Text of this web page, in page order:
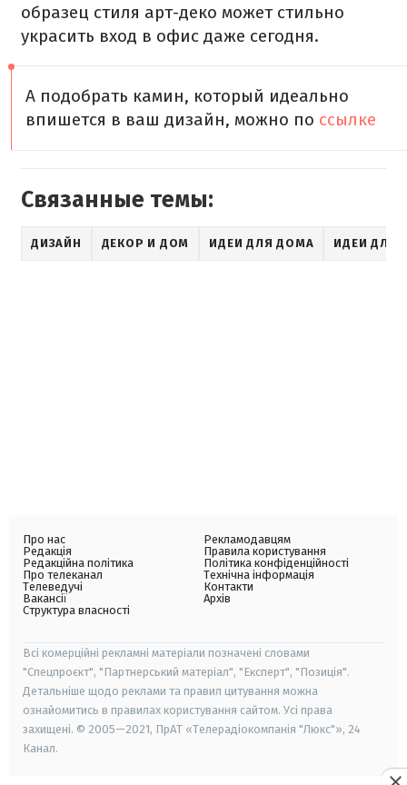
образец стиля арт-деко может стильно
украсить вход в офис даже сегодня.
А подобрать камин, который идеально
впишется в ваш дизайн, можно по ссылке
Связанные темы:
ДИЗАЙН ДЕКОР И ДОМ ИДЕИ ДЛЯ ДОМА ИДЕИ ДЛЯ
Про нас
Редакція
Редакційна політика
Про телеканал
Телеведучі
Вакансії
Структура власності
Рекламодавцям
Правила користування
Політика конфіденційності
Технічна інформація
Контакти
Архів
Всі комерційні рекламні матеріали позначені словами
"Спецпроєкт", "Партнерський матеріал", "Експерт", "Позиція".
Детальніше щодо реклами та правил цитування можна
ознайомитись в правилах користування сайтом. Усі права
захищені. © 2005—2021, ПрАТ «Телерадіокомпанія "Люкс"», 24
Канал.